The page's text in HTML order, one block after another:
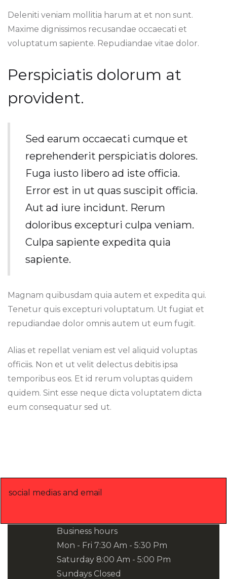
Deleniti veniam mollitia harum at et non sunt.
Maxime dignissimos recusandae occaecati et
voluptatum sapiente. Repudiandae vitae dolor.
Perspiciatis dolorum at
provident.
Sed earum occaecati cumque et
reprehenderit perspiciatis dolores.
Fuga iusto libero ad iste officia.
Error est in ut quas suscipit officia.
Aut ad iure incidunt. Rerum
doloribus excepturi culpa veniam.
Culpa sapiente expedita quia
sapiente.
Magnam quibusdam quia autem et expedita qui.
Tenetur quis excepturi voluptatum. Ut fugiat et
repudiandae dolor omnis autem ut eum fugit.
Alias et repellat veniam est vel aliquid voluptas
officiis. Non et ut velit delectus debitis ipsa
temporibus eos. Et id rerum voluptas quidem
quidem. Sint esse neque dicta voluptatem dicta
eum consequatur sed ut.
social medias and email
Business hours
Mon - Fri 7:30 Am - 5:30 Pm
Saturday 8:00 Am - 5:00 Pm
Sundays Closed